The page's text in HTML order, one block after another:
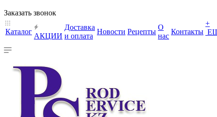
Заказать звонок
Каталог
АКЦИИ
Доставка
и оплата
Новости Рецепты
О
нас
Контакты
+